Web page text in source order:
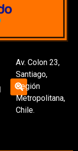
Av. Colon 23,
Santiago,
Región
Metropolitana,
Chile.